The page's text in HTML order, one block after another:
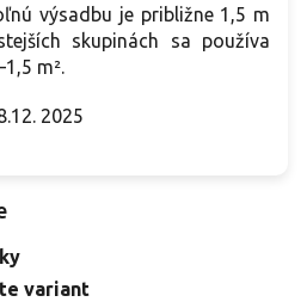
výsadbu je približne 1,5 m
skupinách sa používa
m².
2025
variant